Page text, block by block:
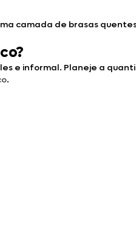
camada de brasas
e informal. Planeje a
.